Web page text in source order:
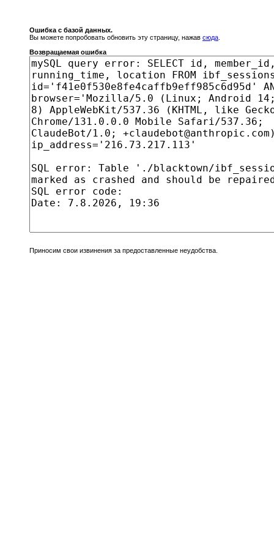
Ошибка с базой данных.
Вы можете попробовать обновить эту страницу, нажав сюда
Возвращаемая ошибка
Приносим свои извинения за предоставленные неудобства.